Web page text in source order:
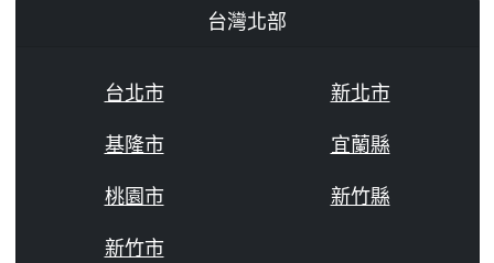
台灣北部
台北市
新北市
基隆市
宜蘭縣
桃園市
新竹縣
新竹市